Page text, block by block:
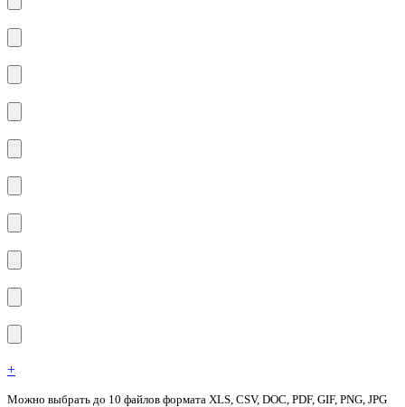
+
Можно выбрать до 10 файлов формата XLS, CSV, DOC, PDF, GIF, PNG, JPG